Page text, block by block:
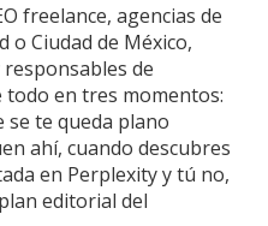
freelance, agencias de
Ciudad de México,
de
todo en tres momentos:
se te queda plano
ahí, cuando descubres
en Perplexity y tú no,
editorial del